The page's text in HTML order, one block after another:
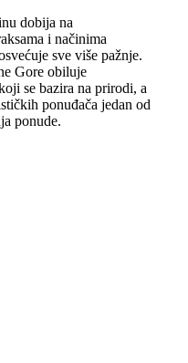
dobija na
i načinima
sve više pažnje.
Gore obiluje
se bazira na prirodi, a
ponuđača jedan od
ponude.